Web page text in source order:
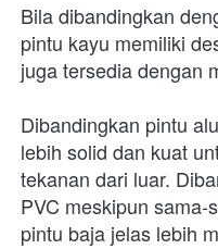
Bila dibandingkan
pintu kayu memiliki
juga tersedia dengan
Dibandingkan pintu
lebih solid dan kuat
tekanan dari luar.
PVC meskipun
pintu baja jelas lebih